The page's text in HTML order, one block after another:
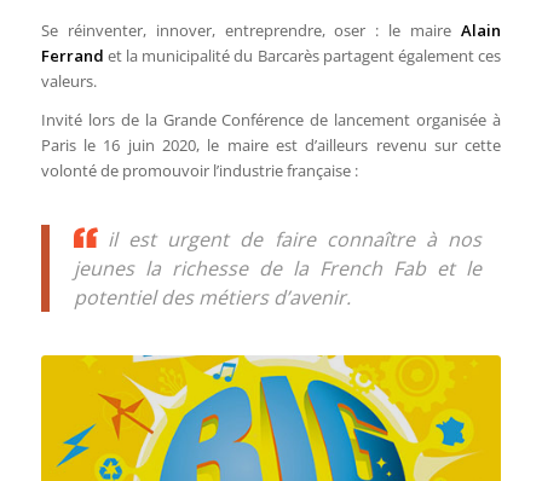
Se réinventer, innover, entreprendre, oser : le maireAlain
Ferrand et la municipalité du Barcarès partagent également ces
valeurs.
Invité lors de la Grande Conférence de lancement organisée à
Paris le 16 juin 2020, le maire est d’ailleurs revenu sur cette
volonté de promouvoir l’industrie française :
il est urgent de faire connaître à nos
jeunes la richesse de la French Fab et le
potentiel des métiers d’avenir.